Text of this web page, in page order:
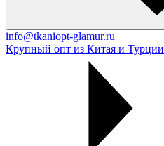
info@tkaniopt-glamur.ru
Крупный опт из Китая и Турции